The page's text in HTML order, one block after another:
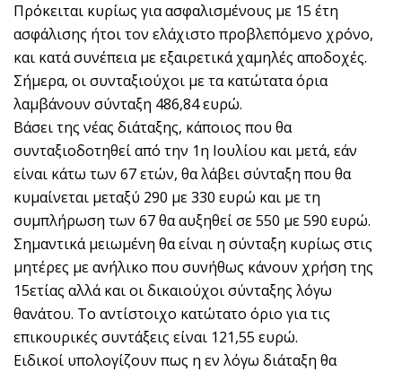
Πρόκειται κυρίως για ασφαλισμένους με 15 έτη
ασφάλισης ήτοι τον ελάχιστο προβλεπόμενο χρόνο,
και κατά συνέπεια με εξαιρετικά χαμηλές αποδοχές.
Σήμερα, οι συνταξιούχοι με τα κατώτατα όρια
λαμβάνουν σύνταξη 486,84 ευρώ.
Βάσει της νέας διάταξης, κάποιος που θα
συνταξιοδοτηθεί από την 1η Ιουλίου και μετά, εάν
είναι κάτω των 67 ετών, θα λάβει σύνταξη που θα
κυμαίνεται μεταξύ 290 με 330 ευρώ και με τη
συμπλήρωση των 67 θα αυξηθεί σε 550 με 590 ευρώ.
Σημαντικά μειωμένη θα είναι η σύνταξη κυρίως στις
μητέρες με ανήλικο που συνήθως κάνουν χρήση της
15ετίας αλλά και οι δικαιούχοι σύνταξης λόγω
θανάτου. Το αντίστοιχο κατώτατο όριο για τις
επικουρικές συντάξεις είναι 121,55 ευρώ.
Ειδικοί υπολογίζουν πως η εν λόγω διάταξη θα